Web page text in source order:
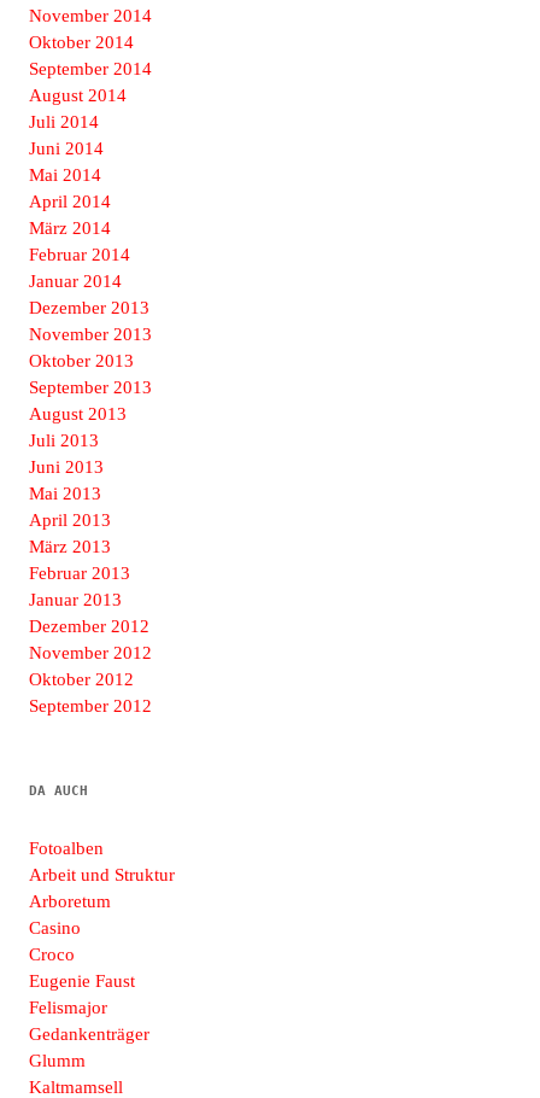
November 2014
Oktober 2014
September 2014
August 2014
Juli 2014
Juni 2014
Mai 2014
April 2014
März 2014
Februar 2014
Januar 2014
Dezember 2013
November 2013
Oktober 2013
September 2013
August 2013
Juli 2013
Juni 2013
Mai 2013
April 2013
März 2013
Februar 2013
Januar 2013
Dezember 2012
November 2012
Oktober 2012
September 2012
DA AUCH
Fotoalben
Arbeit und Struktur
Arboretum
Casino
Croco
Eugenie Faust
Felismajor
Gedankenträger
Glumm
Kaltmamsell